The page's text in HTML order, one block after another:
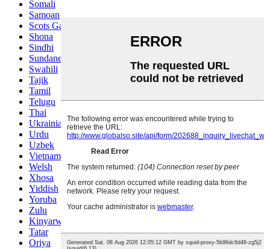
Somali
Samoan
Scots Gaelic
Shona
Sindhi
Sundanese
Swahili
Tajik
Tamil
Telugu
Thai
Ukrainian
Urdu
Uzbek
Vietnamese
Welsh
Xhosa
Yiddish
Yoruba
Zulu
Kinyarwanda
Tatar
Oriya